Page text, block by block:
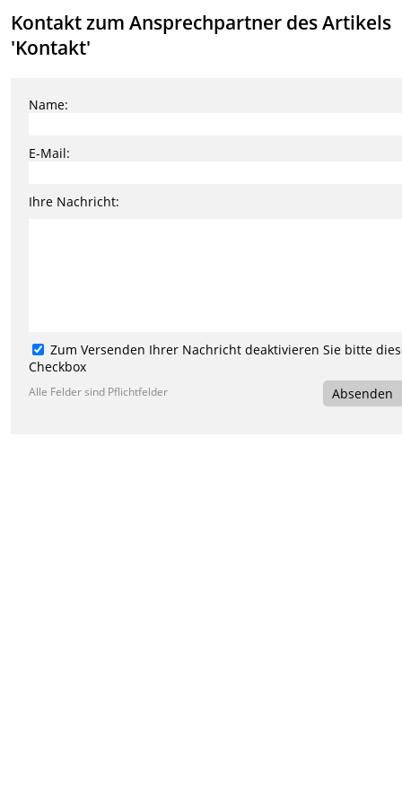
Kontakt zum Ansprechpartner des Artikels
'Kontakt'
Name:
E-Mail:
Ihre Nachricht:
Zum Versenden Ihrer Nachricht deaktivieren Sie bitte
Checkbox
Alle Felder sind Pflichtfelder Absenden